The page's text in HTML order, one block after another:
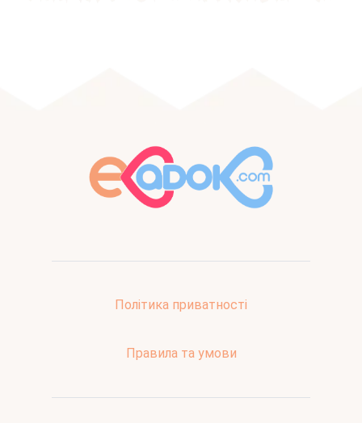
Політика приватності
Правила та умови